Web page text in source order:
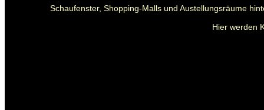
Schaufenster, Shopping-Malls und Austellungsräume
Hier werden